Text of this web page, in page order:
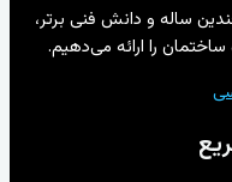
ساله و دانش فنی برتر،
را ارائه می‌دهیم.